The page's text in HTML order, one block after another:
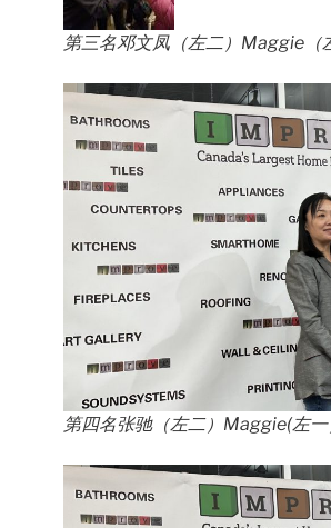
第三名邓文凤（左二）Maggie（
第四名张驰（左二）Maggie(左一